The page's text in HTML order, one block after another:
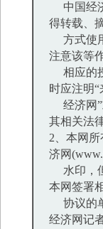
中国经
得转载、
方式使
注意该等
相应的
时应注明“
经济网”
其相关法
2、本网
济网
水印，
本网签署
协议的
经济网记